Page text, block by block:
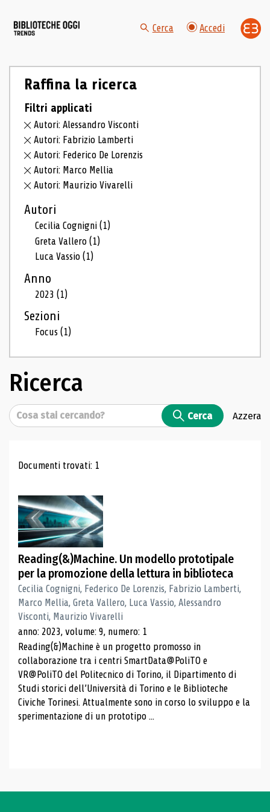
Cerca Accedi
Raffina la ricerca
Filtri applicati
Autori: Alessandro Visconti
Autori: Fabrizio Lamberti
Autori: Federico De Lorenzis
Autori: Marco Mellia
Autori: Maurizio Vivarelli
Autori
Cecilia Cognigni(1)
Greta Vallero(1)
Luca Vassio(1)
Anno
2023(1)
Sezioni
Focus(1)
Ricerca
Cerca Cerca Azzera
Risultati di ricerca
Documenti trovati: 1
Reading(&)Machine. Un modello prototipale
per la promozione della lettura in biblioteca
Cecilia Cognigni, Federico De Lorenzis, Fabrizio Lamberti,
Marco Mellia, Greta Vallero, Luca Vassio, Alessandro
Visconti, Maurizio Vivarelli
anno: 2023, volume: 9, numero: 1
Reading(&)Machine è un progetto promosso in
collaborazione tra i centri SmartData@PoliTO e
VR@PoliTO del Politecnico di Torino, il Dipartimento di
Studi storici dell’Università di Torino e le Biblioteche
Civiche Torinesi. Attualmente sono in corso lo sviluppo e la
sperimentazione di un prototipo ...